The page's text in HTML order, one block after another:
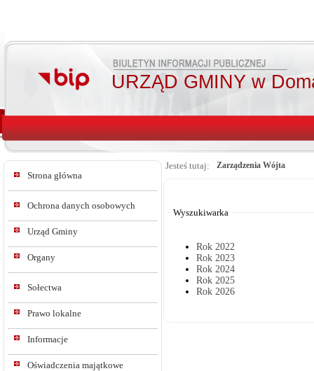
URZĄD GMINY w
Strona główna
Ochrona danych osobowych
Urząd Gminy
Organy
Sołectwa
Prawo lokalne
Informacje
Oświadczenia majątkowe
Jesteś tutaj: Zarządzenia Wójta
Wyszukiwarka
Rok 2022
Rok 2023
Rok 2024
Rok 2025
Rok 2026